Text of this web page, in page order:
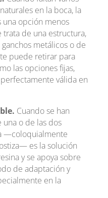
en la boca, la
opción menos
trata de una estructura,
metálicos o de
puede retirar para
las opciones fijas,
válida en
Cuando se han
o de las dos
—coloquialmente
es la solución
y se apoya sobre
de adaptación y
en la